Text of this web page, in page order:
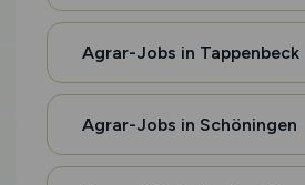
Agrar-Jobs in Tappenbeck
Agrar-Jobs in Schöningen